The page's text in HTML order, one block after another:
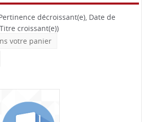
décroissant(e), Date de
croissant(e))
votre panier